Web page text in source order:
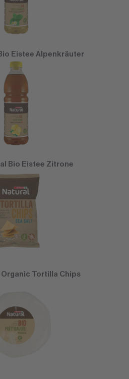
Eistee Alpenkräuter
Bio Eistee Zitrone
Organic Tortilla Chips